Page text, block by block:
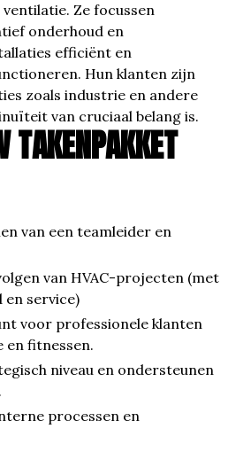
Ze focussen
onderhoud en
efficiënt en
Hun klanten zijn
zoals industrie en andere
van cruciaal belang is.
TAKENPAKKET
van een teamleider en
van HVAC-projecten (met
en service)
voor professionele klanten
en fitnessen.
niveau en ondersteunen
processen en